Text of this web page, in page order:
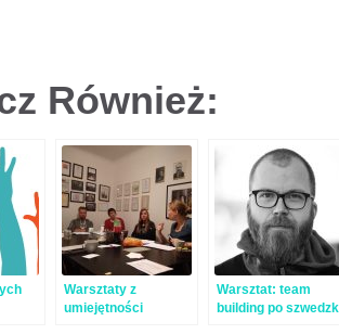
Również:
Warsztaty z
umiejętności
Warsztat: team
building po